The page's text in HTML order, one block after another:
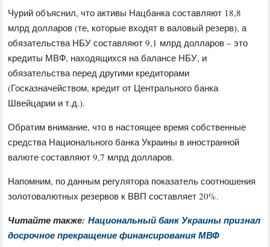
Чурий объяснил, что активы Нацбанка составляют 18,8
млрд долларов (те, которые входят в валовый резерв), а
обязательства НБУ составляют 9,1 млрд долларов – это
кредиты МВФ, находящихся на балансе НБУ, и
обязательства перед другими кредиторами
(Госказначейством, кредит от Центрального банка
Швейцарии и т.д.).
Обратим внимание, что в настоящее время собственные
средства Национального банка Украины в иностранной
валюте составляют 9,7 млрд долларов.
Напомним, по данным регулятора показатель соотношения
золотовалютных резервов к ВВП составляет 20%.
Читайте также:Национальный банк Украины признал
досрочное прекращение финансирования МВФ